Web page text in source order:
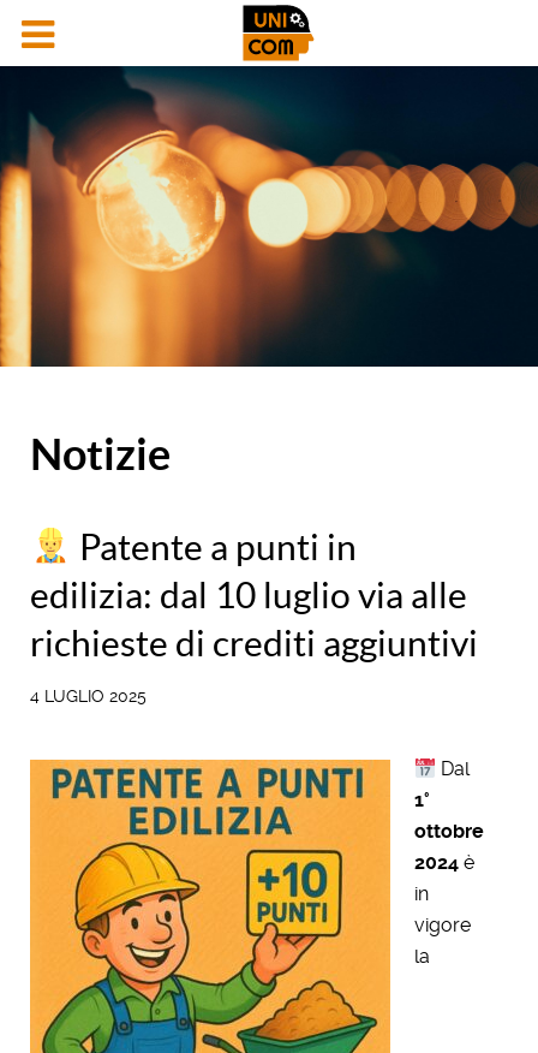
Notizie
Patente a punti in
edilizia: dal 10 luglio via alle
richieste di crediti aggiuntivi
4 LUGLIO 2025
Dal
1°
ottobre
2024 è
in
vigore
la